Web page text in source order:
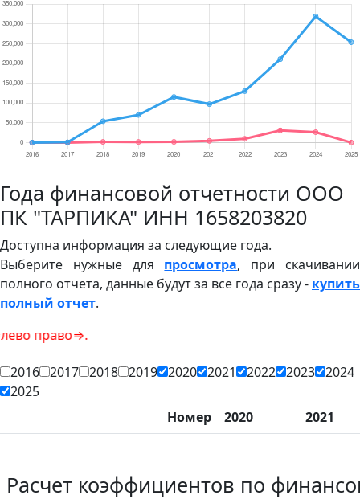
Года финансовой отчетности ООО
ПК "ТАРПИКА" ИНН 1658203820
Доступна информация за следующие года.
Выберите нужные для просмотра, при скачивании
полного отчета, данные будут за все года сразу - купить
полный отчет.
2016 2017 2018 2019 2020 2021 2022 2023 2024
2025
Номер
2020 2021
Расчет коэффициентов по